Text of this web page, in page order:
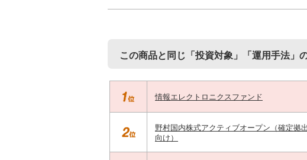
この商品と同じ「投資対象」「運用手法」
情報エレクトロニクスファンド
野村国内株式アクティブオープン（確定拠
向け）